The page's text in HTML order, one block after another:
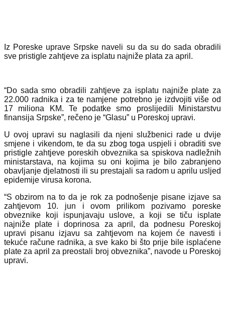
Iz Poreske uprave Srpske naveli su da su do sada obradili
sve pristigle zahtjeve za isplatu najniže plata za april.
“Do sada smo obradili zahtjeve za isplatu najniže plate za
22.000 radnika i za te namjene potrebno je izdvojiti više od
17 miliona KM. Te podatke smo proslijedili Ministarstvu
finansija Srpske”, rečeno je “Glasu” u Poreskoj upravi.
U ovoj upravi su naglasili da njeni službenici rade u dvije
smjene i vikendom, te da su zbog toga uspjeli i obraditi sve
pristigle zahtjeve poreskih obveznika sa spiskova nadležnih
ministarstava, na kojima su oni kojima je bilo zabranjeno
obavljanje djelatnosti ili su prestajali sa radom u aprilu usljed
epidemije virusa korona.
“S obzirom na to da je rok za podnošenje pisane izjave sa
zahtjevom 10. jun i ovom prilikom pozivamo poreske
obveznike koji ispunjavaju uslove, a koji se tiču isplate
najniže plate i doprinosa za april, da podnesu Poreskoj
upravi pisanu izjavu sa zahtjevom na kojem će navesti i
tekuće račune radnika, a sve kako bi što prije bile isplaćene
plate za april za preostali broj obveznika”, navode u Poreskoj
upravi.